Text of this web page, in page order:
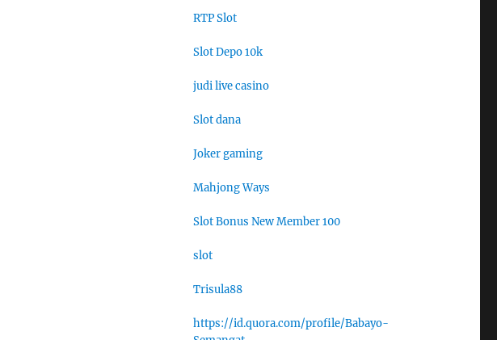
RTP Slot
Slot Depo 10k
judi live casino
Slot dana
Joker gaming
Mahjong Ways
Slot Bonus New Member 100
slot
Trisula88
https://id.quora.com/profile/Babayo-